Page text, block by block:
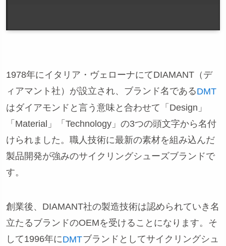
1978年にイタリア・ヴェローナにてDIAMANT（デ
ィアマント社）が設立され、ブランド名であるDMT
はダイアモンドと言う意味と合わせて「Design」
「Material」「Technology」の3つの頭文字から名付
けられました。職人技術に最新の素材を組み込んだ
製品開発が強みのサイクリングシューズブランドで
す。
創業後、DIAMANT社の製造技術は認められていき名
立たるブランドのOEMを受けることになります。そ
して1996年にDMTブランドとしてサイクリングシュ